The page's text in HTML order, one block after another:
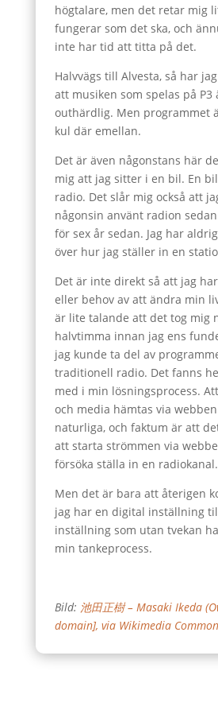
högtalare, men det retar mig
fungerar som det ska, och
inte har tid att titta på det.
Halvvägs till Alvesta, så har
att musiken som spelas på P3
outhärdlig. Men programmet
kul där emellan.
Det är även någonstans här
mig att jag sitter i en bil. En
radio. Det slår mig också att
någonsin använt radion
för sex år sedan. Jag har
över hur jag ställer in en
Det är inte direkt så att jag
eller behov av att ändra min
är lite talande att det tog mig
halvtimma innan jag ens
jag kunde ta del av
traditionell radio. Det fanns
med i min lösningsprocess.
och media hämtas via
naturliga, och faktum är att
att starta strömmen via
försöka ställa in en radiokanal.
Men det är bara att återigen
jag har en digital inställning
inställning som utan tvekan
min tankeprocess.
Bild: 池田正樹 – Masaki Ikeda
domain], via Wikimedia